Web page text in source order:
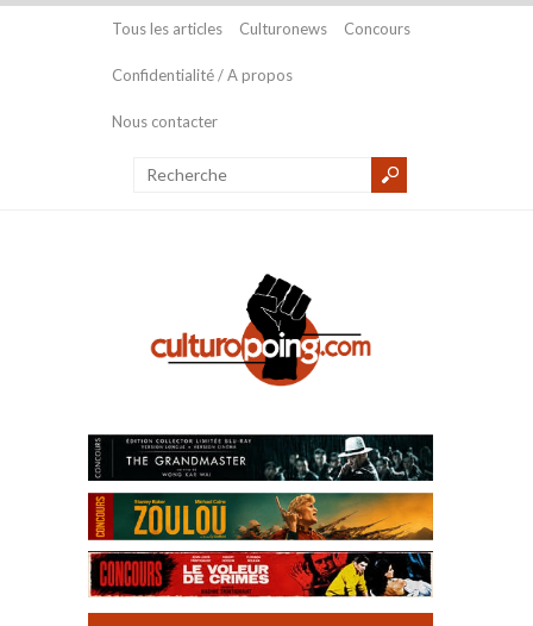
Tous les articles Culturonews Concours
Confidentialité / A propos
Nous contacter